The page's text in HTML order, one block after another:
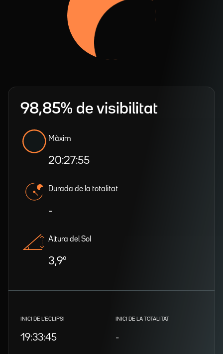
98,85% de visibilitat
Màxim
20:27:55
Durada de la totalitat
-
Altura del Sol
3,9º
INICI DE L'ECLIPSI
19:33:45
INICI DE LA TOTALITAT
-